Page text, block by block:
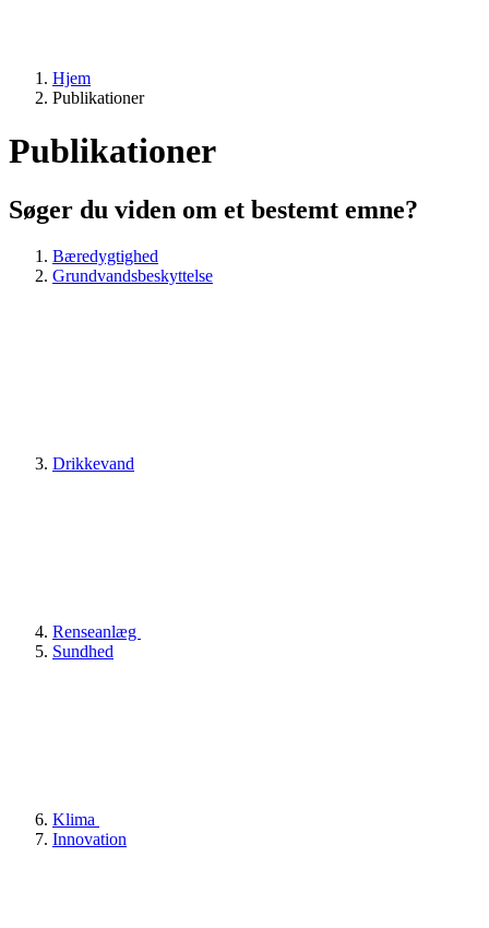
Hjem
Publikationer
Publikationer
Søger du viden om et bestemt emne?
Bæredygtighed
Grundvandsbeskyttelse
Drikkevand
Renseanlæg
Sundhed
Klima
Innovation